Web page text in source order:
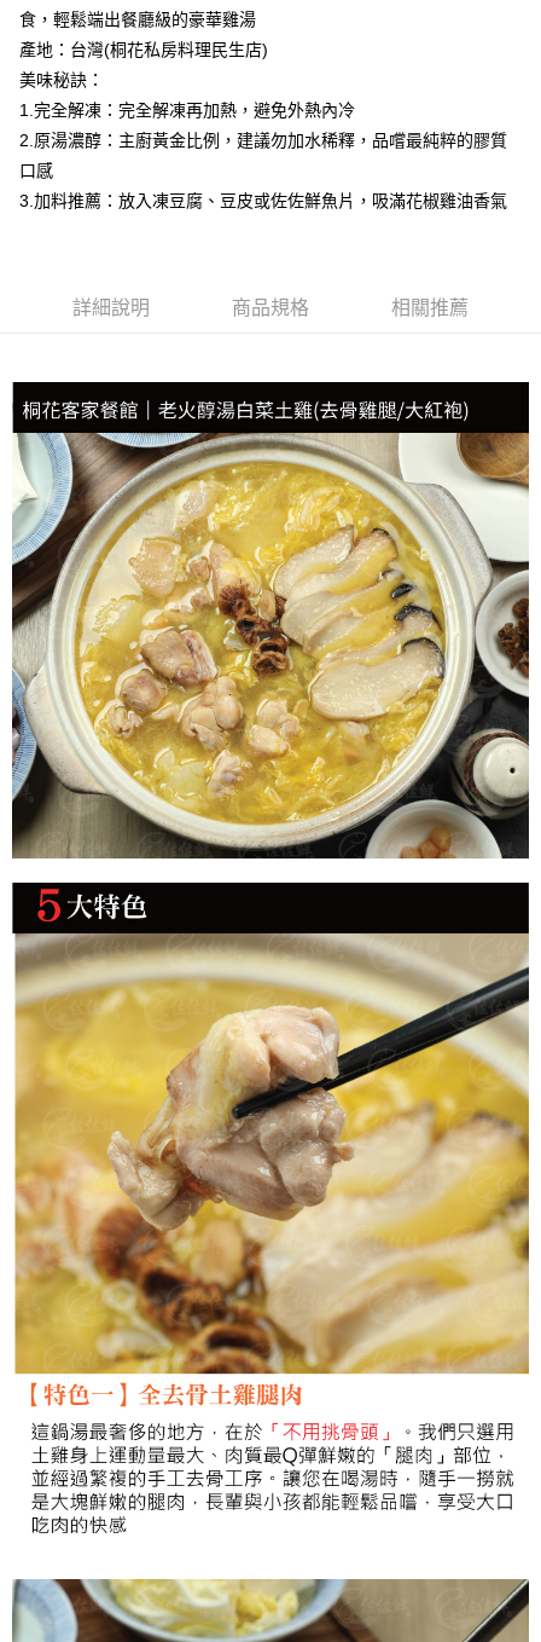
食，輕鬆端出餐廳級的豪華雞湯
產地：台灣(桐花私房料理民生店)
美味秘訣：
1.完全解凍：完全解凍再加熱，避免外熱內冷
2.原湯濃醇：主廚黃金比例，建議勿加水稀釋，品嚐最純粹的膠質
口感
3.加料推薦：放入凍豆腐、豆皮或佐佐鮮魚片，吸滿花椒雞油香氣
詳細說明 商品規格 相關推薦